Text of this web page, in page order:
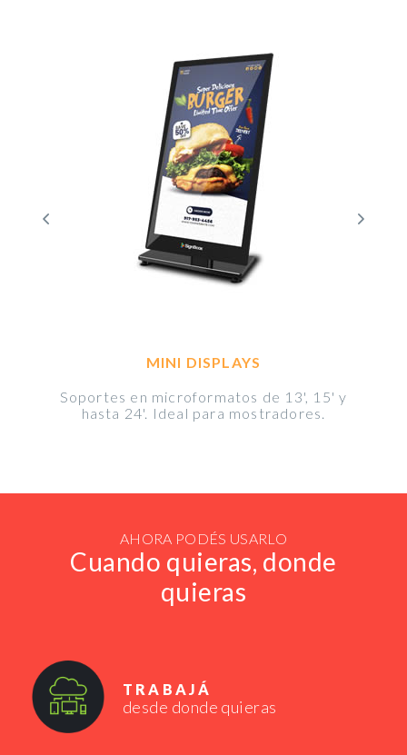
MINI DISPLAYS
Soportes en microformatos de 13', 15' y
hasta 24'. Ideal para mostradores.
AHORA PODÉS USARLO
Cuando quieras, donde
quieras
TRABAJÁ
desde donde quieras